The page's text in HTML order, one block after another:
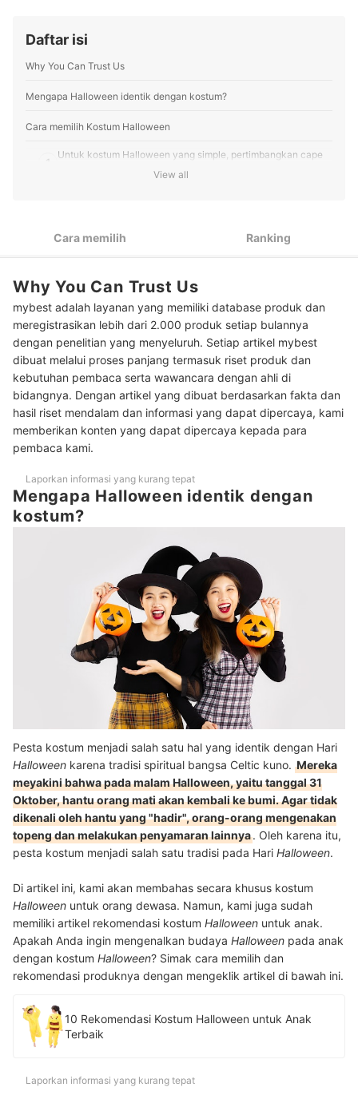
menjamin setiap artikel yang dipandunya membantu
tepat.
Daftar isi
Why You Can Trust Us
Mengapa Halloween identik dengan kostum?
Cara memilih Kostum Halloween
1
Untuk kostum Halloween yang simple, pertimbangkan cape
Anda wanita pengguna hijab? Kostum jubah asrama Harry
4 Agar lebih praktis, cek juga kelengkapan isi kostumnya
Peringkat Kostum Halloween Terbaik
Baca juga rekomendasi produk perlengkapan Halloween di sini
View all
Cara memilih Ranking
Why You Can Trust Us
mybest adalah layanan yang memiliki database produk dan
meregistrasikan lebih dari 2.000 produk setiap bulannya
dengan penelitian yang menyeluruh. Setiap artikel mybest
dibuat melalui proses panjang termasuk riset produk dan
kebutuhan pembaca serta wawancara dengan ahli di
bidangnya. Dengan artikel yang dibuat berdasarkan fakta dan
hasil riset mendalam dan informasi yang dapat dipercaya, kami
memberikan konten yang dapat dipercaya kepada para
pembaca kami.
Laporkan informasi yang kurang tepat
Mengapa Halloween identik dengan
kostum?
Pesta kostum menjadi salah satu hal yang identik dengan Hari
Halloween karena tradisi spiritual bangsa Celtic kuno. Mereka
meyakini bahwa pada malam Halloween, yaitu tanggal 31
Oktober, hantu orang mati akan kembali ke bumi. Agar tidak
dikenali oleh hantu yang "hadir", orang-orang mengenakan
topeng dan melakukan penyamaran lainnya. Oleh karena itu,
pesta kostum menjadi salah satu tradisi pada Hari Halloween.
Di artikel ini, kami akan membahas secara khusus kostum
Halloween untuk orang dewasa. Namun, kami juga sudah
memiliki artikel rekomendasi kostum Halloween untuk anak.
Apakah Anda ingin mengenalkan budaya Halloween pada anak
dengan kostum Halloween? Simak cara memilih dan
rekomendasi produknya dengan mengeklik artikel di bawah ini.
10 Rekomendasi Kostum Halloween untuk Anak
Terbaik
Laporkan informasi yang kurang tepat